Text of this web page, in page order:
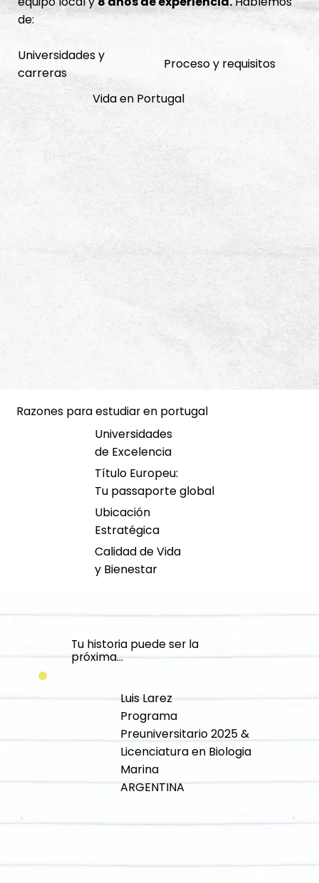
de:
Universidades y
carreras
Vida en Portugal
Proceso y requisitos
Razones para estudiar en portugal
Calidad de Vida
y Bienestar
Ubicación
Estratégica
Título Europeu:
Tu passaporte global
Universidades
de Excelencia
Tu historia puede ser la
próxima...
Luis Larez
Programa
Preuniversitario 2025 &
Licenciatura en Biologia
Marina
ARGENTINA